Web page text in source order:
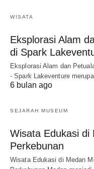
WISATA
Eksplorasi Alam
di Spark
Eksplorasi Alam dan
- Spark Lakeventure
6 bulan ago
SEJARAH MUSEUM
Wisata Edukasi di
Perkebunan
Wisata Edukasi di Medan